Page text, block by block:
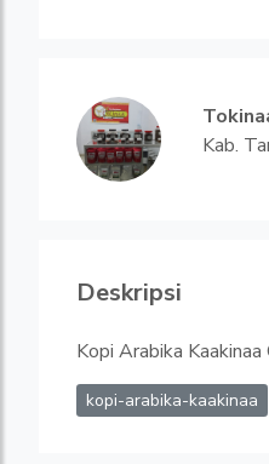
Kab.
Deskripsi
Kopi Arabika
kopi-arabika-kaakinaa